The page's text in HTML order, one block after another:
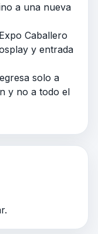
a una nueva
Caballero
y entrada
solo a
y no a todo el